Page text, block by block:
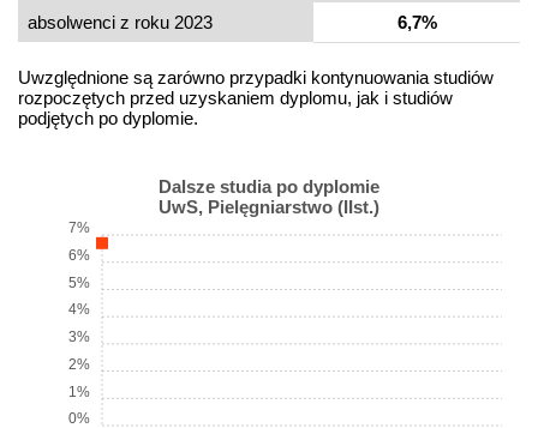
absolwenci z roku 2023
6,7%
Uwzględnione są zarówno przypadki kontynuowania studiów
rozpoczętych przed uzyskaniem dyplomu, jak i studiów
podjętych po dyplomie.
Dalsze studia po dyplomie
UwS, Pielęgniarstwo (IIst.)
0%
1%
2%
3%
4%
5%
6%
7%